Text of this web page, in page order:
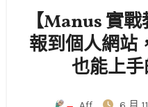
【Manus 實
報到個人網站
也能上